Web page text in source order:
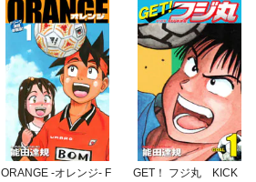
ORANGE -オレンジ- F
GET！ フジ丸 KICK